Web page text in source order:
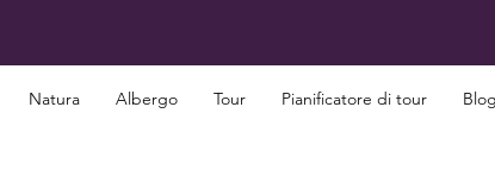
Natura Albergo Tour Pianificatore di tour Blog